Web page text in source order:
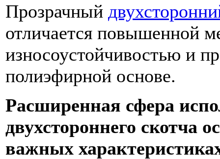
Прозрачный
отличается повышенной
износоустойчивостью и
полиэфирной основе.
Расширенная сфера
двухстороннего скотча
важных